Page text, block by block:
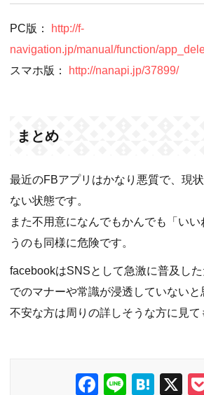
PC版：
http://f-
navigation.jp/manual/function/
スマホ版：
http://nanapi.jp/37899/
まとめ
最近のFBアプリはかなり悪質で、現
ない状態です。
また不用意になんでもかんでも「いい
うのも同様に危険です。
facebookはSNSとして急激に普及し
でのマナーや常識が浸透していないと
不安な方は周りの詳しそうな方に見て
F
Li H X